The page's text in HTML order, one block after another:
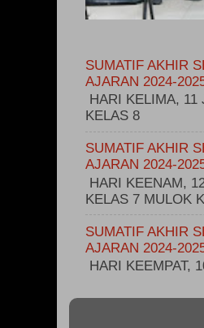
SUMATIF AKHIR
AJARAN 2024-
HARI KELIMA, 11
KELAS 8
SUMATIF AKHIR
AJARAN 2024-
HARI KEENAM,
KELAS 7 MULOK
SUMATIF AKHIR
AJARAN 2024-
HARI KEEMPAT,